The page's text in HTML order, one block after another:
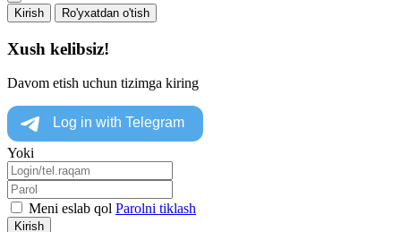
Kirish Ro'yxatdan o'tish
Xush kelibsiz!
Davom etish uchun tizimga kiring
Yoki
Meni eslab qol Parolni tiklash
Kirish